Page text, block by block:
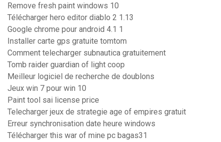
Remove fresh paint windows 10
Télécharger hero editor diablo 2 1.13
Google chrome pour android 4.1 1
Installer carte gps gratuite tomtom
Comment telecharger subnautica gratuitement
Tomb raider guardian of light coop
Meilleur logiciel de recherche de doublons
Jeux win 7 pour win 10
Paint tool sai license price
Telecharger jeux de strategie age of empires gratuit
Erreur synchronisation date heure windows
Télécharger this war of mine pc bagas31